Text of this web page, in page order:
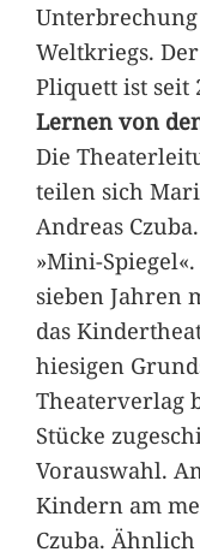
Weltkriegs.
Pliquett ist seit
Lernen von
Die
teilen sich
Andreas
»Mini-
sieben Jahren
das
hiesigen
Theaterverlag
Stücke
Vorauswahl.
Kindern am
Czuba.